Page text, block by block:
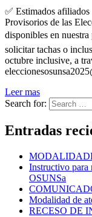
✅ Estimados
Provisorios de las
disponibles en
solicitar tachas o
octubre inclusive, a
Leer mas
Search for:
Entradas
Instructivo para
OSUNSa
Modalidad de
RECESO DE